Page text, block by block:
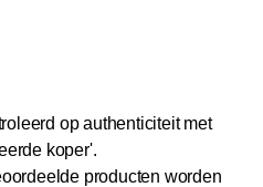
op authenticiteit met
koper'.
producten worden